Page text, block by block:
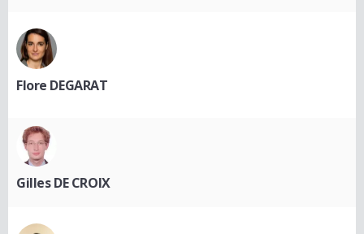
Flore DEGARAT
Gilles DE CROIX